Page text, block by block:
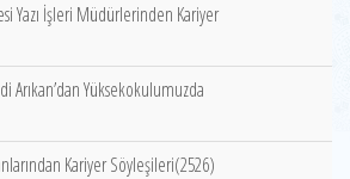
Yazı İşleri Müdürlerinden Kariyer
Arıkan’dan Yüksekokulumuzda
Kariyer Söyleşileri(2526)